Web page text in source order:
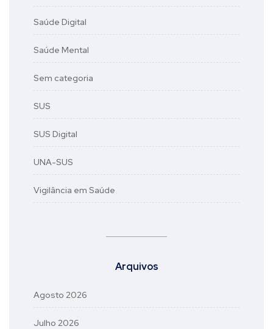
Saúde Digital
Saúde Mental
Sem categoria
SUS
SUS Digital
UNA-SUS
Vigilância em Saúde
Arquivos
Agosto 2026
Julho 2026